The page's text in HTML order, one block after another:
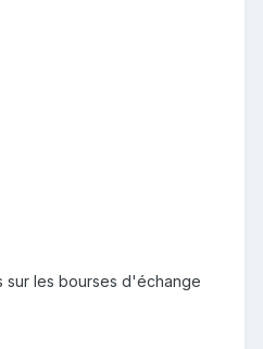
sur les bourses d'échange